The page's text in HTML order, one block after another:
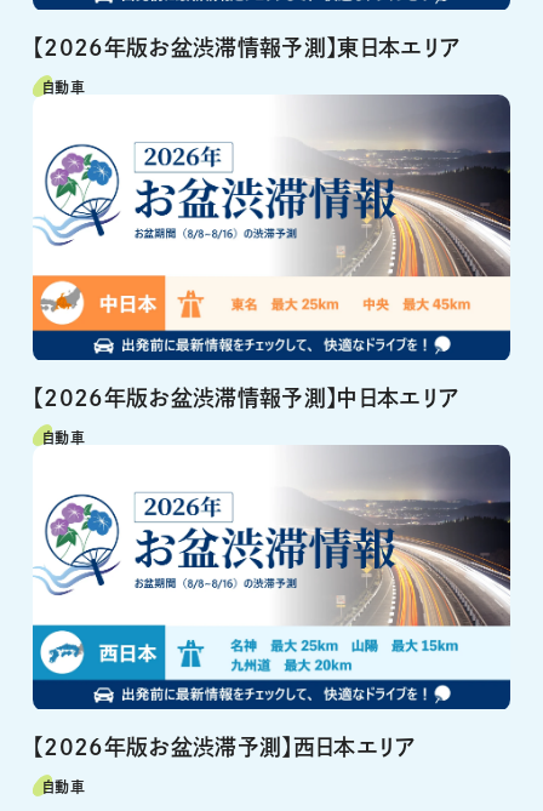
【2026年版お盆渋滞情報予測】東日本エリア
自動車
【2026年版お盆渋滞情報予測】中日本エリア
自動車
【2026年版お盆渋滞予測】西日本エリア
自動車